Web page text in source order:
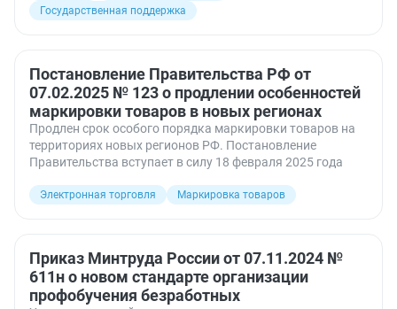
Государственная поддержка
Постановление Правительства РФ от
07.02.2025 № 123 о продлении особенностей
маркировки товаров в новых регионах
Продлен срок особого порядка маркировки товаров на
территориях новых регионов РФ. Постановление
Правительства вступает в силу 18 февраля 2025 года
Электронная торговля Маркировка товаров
Приказ Минтруда России от 07.11.2024 №
611н о новом стандарте организации
профобучения безработных